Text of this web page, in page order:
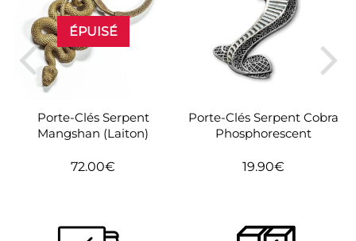
ÉPUISÉ
Porte-Clés Serpent
Mangshan (Laiton)
Prix
72.00€
Porte-Clés Serpent Cobra
Phosphorescent
Prix
19.90€